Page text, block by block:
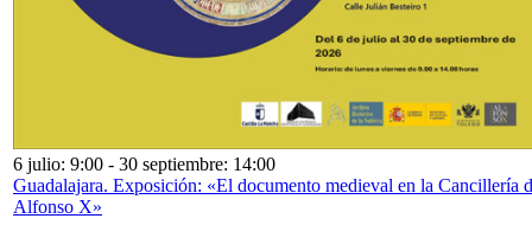
6 julio: 9:00 - 30 septiembre: 14:00
Guadalajara. Exposición: «El documento medieval en la Cancillería
Alfonso X»